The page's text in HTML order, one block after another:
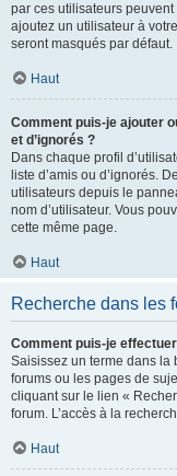
par ces utilisateurs
ajoutez un utilisateur à
seront masqués par défaut.
Haut
Comment puis-je ajouter
et d’ignorés ?
Dans chaque profil
liste d’amis ou d’ignorés.
utilisateurs depuis le
nom d’utilisateur. Vous
cette même page.
Haut
Recherche dans les
Comment puis-je
Saisissez un terme dans la
forums ou les pages de
cliquant sur le lien «
forum. L’accès à la
Haut